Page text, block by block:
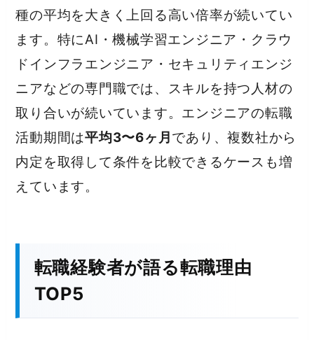
種の平均を大きく上回る高い倍率が続いてい
ます。特にAI・機械学習エンジニア・クラウ
ドインフラエンジニア・セキュリティエンジ
ニアなどの専門職では、スキルを持つ人材の
取り合いが続いています。エンジニアの転職
活動期間は平均3〜6ヶ月 であり、複数社から
内定を取得して条件を比較できるケースも増
えています。
転職経験者が語る転職理由
TOP5